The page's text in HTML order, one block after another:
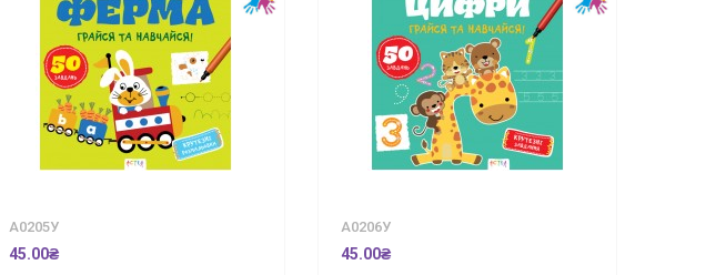
А0205У
45.00₴
А0206У
45.00₴